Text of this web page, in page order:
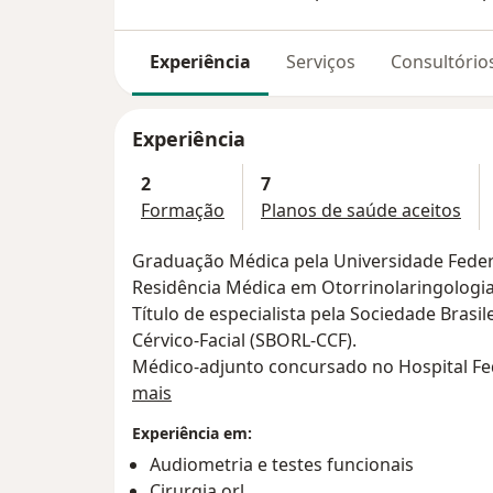
Experiência Serviços
Experiência
2
Formação
7
Planos de saúde aceitos
Graduação Médica pela Universidade
Residência Médica em
Título de especialista pela Sociedade
Cérvico-Facial (SBORL-CCF).
Médico-adjunto concursado no Hospital
Médico orientador de residentes na área
Otorrinolaringologia do Hospital Federal
mais
Experiência em:
Audiometria e testes funcionais